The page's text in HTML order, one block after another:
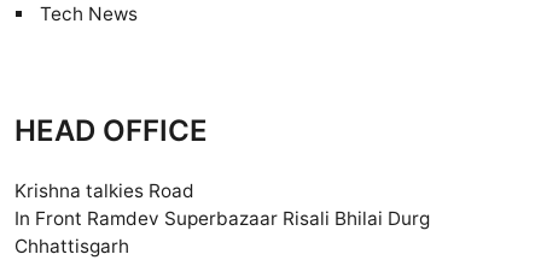
Tech News
HEAD OFFICE
Krishna talkies Road
In Front Ramdev Superbazaar Risali Bhilai Durg
Chhattisgarh